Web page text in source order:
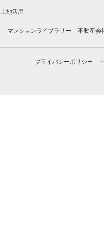
土地活用
マンションライブラリー 不動産会
プライバシーポリシー